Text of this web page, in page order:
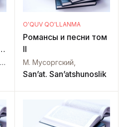
Karimov Ulug‘bek Nurmamatovich Mustayev Bahrom Bahodirovich,
O'QUV QO'LLANMA
Романсы и песни том
II
М. Мусоргский,
San’at. San’atshunoslik